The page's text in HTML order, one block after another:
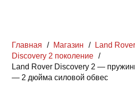
Главная / Магазин / Land Rover
Discovery 2 поколение /
Land Rover Discovery 2 —
— 2 дюйма силовой обвес